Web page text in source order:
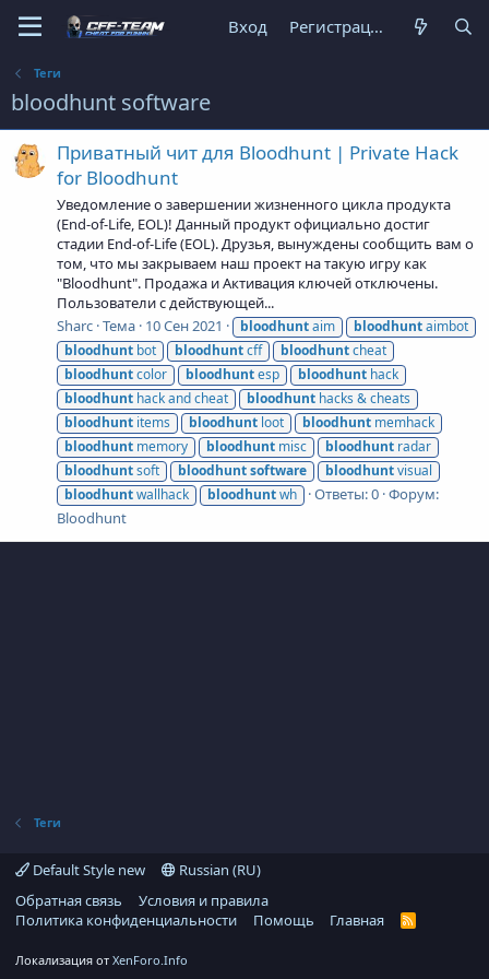
Вход Регистрация
Теги
bloodhunt software
Приватный чит для Bloodhunt | Private Hack
for Bloodhunt
Уведомление о завершении жизненного цикла продукта
(End-of-Life, EOL)! Данный продукт официально достиг
стадии End-of-Life (EOL). Друзья, вынуждены сообщить вам о
том, что мы закрываем наш проект на такую игру как
"Bloodhunt". Продажа и Активация ключей отключены.
Пользователи с действующей...
Sharc Тема 10 Сен 2021 bloodhuntaim bloodhuntaimbot
bloodhunt bot bloodhuntcff bloodhuntcheat
bloodhuntcolor bloodhuntesp bloodhunt hack
bloodhunt hack and cheat bloodhunt hacks & cheats
bloodhunt items bloodhunt loot bloodhunt memhack
bloodhunt memory bloodhunt misc bloodhunt radar
bloodhuntsoft bloodhuntsoftware bloodhuntvisual
bloodhuntwallhack bloodhuntwh Ответы: 0 Форум:
Bloodhunt
Теги
Default Style new
Russian (RU)
Обратная связь
Условия и правила
Политика конфиденциальности
Помощь Главная
R
Локализация от XenForo.Info